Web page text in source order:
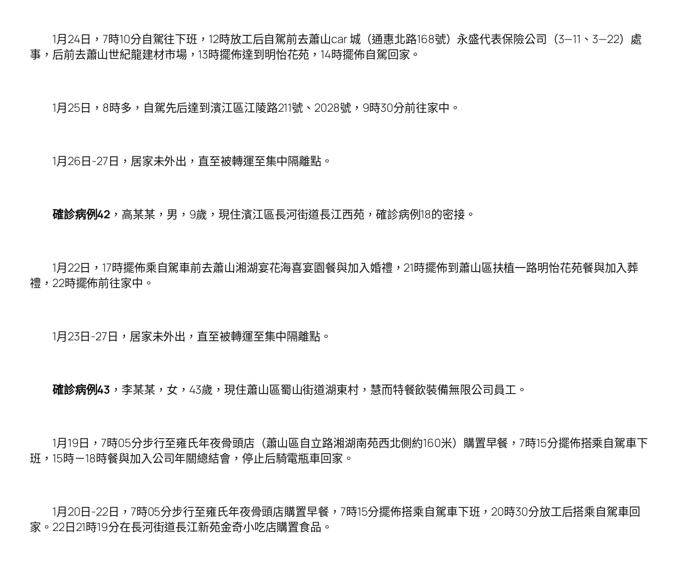
1月24日，7時10分自駕往下班，12時放工后自駕前去蕭山car 城（通惠北路168號）永盛代表保險公司（3—11、3—22）處
事，后前去蕭山世紀龍建材市場，13時擺佈達到明怡花苑，14時擺佈自駕回家。
1月25日，8時多，自駕先后達到濱江區江陵路211號、2028號，9時30分前往家中。
1月26日-27日，居家未外出，直至被轉運至集中隔離點。
確診病例42 ，高某某，男，9歲，現住濱江區長河街道長江西苑，確診病例18的密接。
1月22日，17時擺佈乘自駕車前去蕭山湘湖宴花海喜宴園餐與加入婚禮，21時擺佈到蕭山區扶植一路明怡花苑餐與加入葬
禮，22時擺佈前往家中。
1月23日-27日，居家未外出，直至被轉運至集中隔離點。
確診病例43 ，李某某，女，43歲，現住蕭山區蜀山街道湖東村，慧而特餐飲裝備無限公司員工。
1月19日，7時05分步行至雍氏年夜骨頭店（蕭山區自立路湘湖南苑西北側約160米）購置早餐，7時15分擺佈搭乘自駕車下
班，15時－18時餐與加入公司年關總結會，停止后騎電瓶車回家。
1月20日-22日，7時05分步行至雍氏年夜骨頭店購置早餐，7時15分擺佈搭乘自駕車下班，20時30分放工后搭乘自駕車回
家。22日21時19分在長河街道長江新苑金奇小吃店購置食品。